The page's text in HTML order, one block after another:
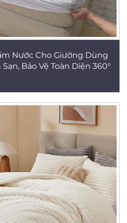
Nước Cho Giường Dùng
Bảo Vệ Toàn Diện 360°